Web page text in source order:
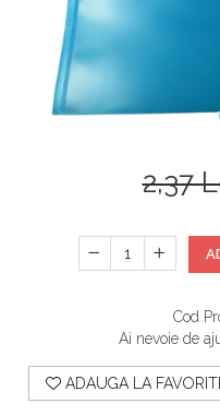
2,37
Cod
Ai nevoie de
ADAUGA LA